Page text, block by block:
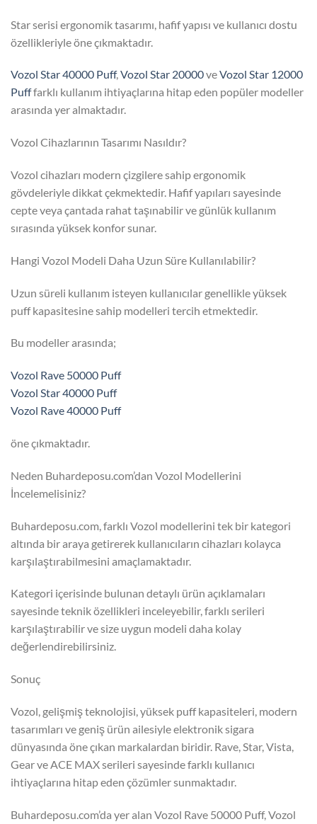
Star serisi ergonomik tasarımı, hafif yapısı ve kullanıcı dostu
özellikleriyle öne çıkmaktadır.
Vozol Star 40000 Puff,Vozol Star 20000veVozol Star 12000
Pufffarklı kullanım ihtiyaçlarına hitap eden popüler modeller
arasında yer almaktadır.
Vozol Cihazlarının Tasarımı Nasıldır?
Vozol cihazları modern çizgilere sahip ergonomik
gövdeleriyle dikkat çekmektedir. Hafif yapıları sayesinde
cepte veya çantada rahat taşınabilir ve günlük kullanım
sırasında yüksek konfor sunar.
Hangi Vozol Modeli Daha Uzun Süre Kullanılabilir?
Uzun süreli kullanım isteyen kullanıcılar genellikle yüksek
puff kapasitesine sahip modelleri tercih etmektedir.
Bu modeller arasında;
Vozol Rave 50000 Puff
Vozol Star 40000 Puff
Vozol Rave 40000 Puff
öne çıkmaktadır.
Neden Buhardeposu.com’dan Vozol Modellerini
İncelemelisiniz?
Buhardeposu.com, farklı Vozol modellerini tek bir kategori
altında bir araya getirerek kullanıcıların cihazları kolayca
karşılaştırabilmesini amaçlamaktadır.
Kategori içerisinde bulunan detaylı ürün açıklamaları
sayesinde teknik özellikleri inceleyebilir, farklı serileri
karşılaştırabilir ve size uygun modeli daha kolay
değerlendirebilirsiniz.
Sonuç
Vozol, gelişmiş teknolojisi, yüksek puff kapasiteleri, modern
tasarımları ve geniş ürün ailesiyle elektronik sigara
dünyasında öne çıkan markalardan biridir. Rave, Star, Vista,
Gear ve ACE MAX serileri sayesinde farklı kullanıcı
ihtiyaçlarına hitap eden çözümler sunmaktadır.
Buhardeposu.com’da yer alan Vozol Rave 50000 Puff, Vozol